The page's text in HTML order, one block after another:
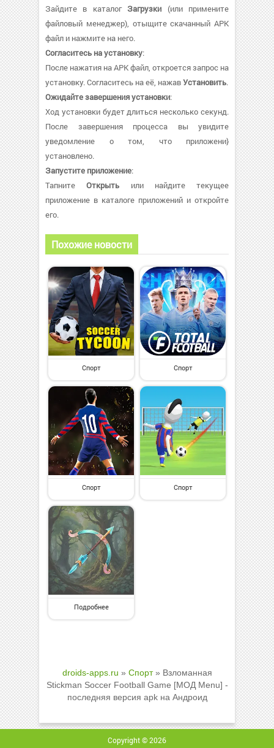
Зайдите в каталогЗагрузки (или примените
файловый менеджер), отыщите скачанный APK
файл и нажмите на него.
Согласитесь на установку:
После нажатия на APK файл, откроется запрос на
установку. Согласитесь на её, нажавУстановить.
Ожидайте завершения установки:
Ход установки будет длиться несколько секунд.
После завершения процесса вы увидите
уведомление о том, что приложени}
установлено.
Запустите приложение:
ТапнитеОткрыть или найдите текущее
приложение в каталоге приложений и откройте
его.
Похожие новости
Спорт Спорт
Спорт Спорт
Подробнее
droids-apps.ru » Спорт» Взломанная
Stickman Soccer Football Game [МОД Menu] -
последняя версия apk на Андроид
Copyright © 2026